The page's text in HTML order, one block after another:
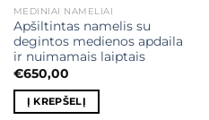
MEDINIAI NAMELIAI
Apšiltintas namelis su
degintos medienos apdaila
ir nuimamais laiptais
€650,00
Į KREPŠELĮ